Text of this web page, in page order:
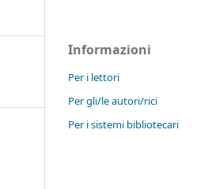
Informazioni
Per i lettori
Per gli/le autori/rici
Per i sistemi bibliotecari